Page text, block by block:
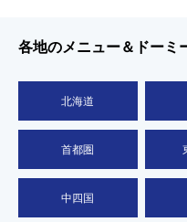
各地のメニュー＆ドーミ
北海道
首都圏
中四国